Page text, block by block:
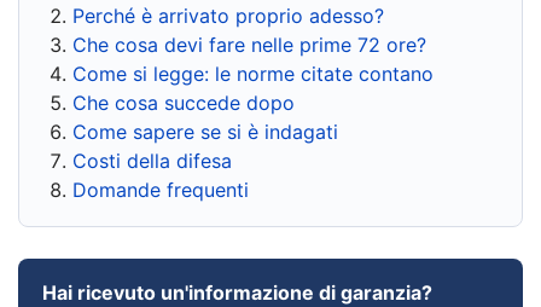
Perché è arrivato proprio adesso?
Che cosa devi fare nelle prime 72 ore?
Come si legge: le norme citate contano
Che cosa succede dopo
Come sapere se si è indagati
Costi della difesa
Domande frequenti
Hai ricevuto un'informazione di garanzia?